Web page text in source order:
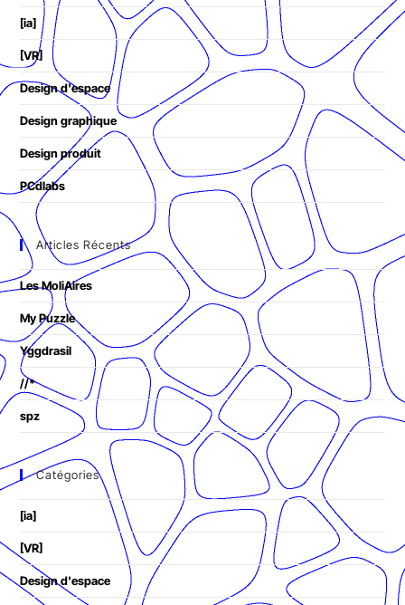
[ia]
[VR]
Design d'espace
Design graphique
Design produit
PCdlabs
Articles Récents
Les MoliAires
My Puzzle
Yggdrasil
//*
spz
Catégories
[ia]
[VR]
Design d'espace